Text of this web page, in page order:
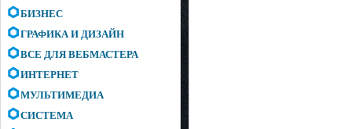
БИЗНЕС
ГРАФИКА И ДИЗАЙН
ВСЕ ДЛЯ ВЕБМАСТЕРА
ИНТЕРНЕТ
МУЛЬТИМЕДИА
СИСТЕМА